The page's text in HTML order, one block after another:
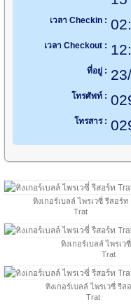
เวลา Checkin :
เวลา Checkout :
ที่อยู่ :
โทรศัพท์ :
โทรสาร :
ทิงเกอร์เบลล์ ไพรเวซี่ รีสอร์ท
Trat
ทิงเกอร์เบลล์ ไพรเว
Trat
ทิงเกอร์เบลล์ ไพรเวซี่ รีส
Trat